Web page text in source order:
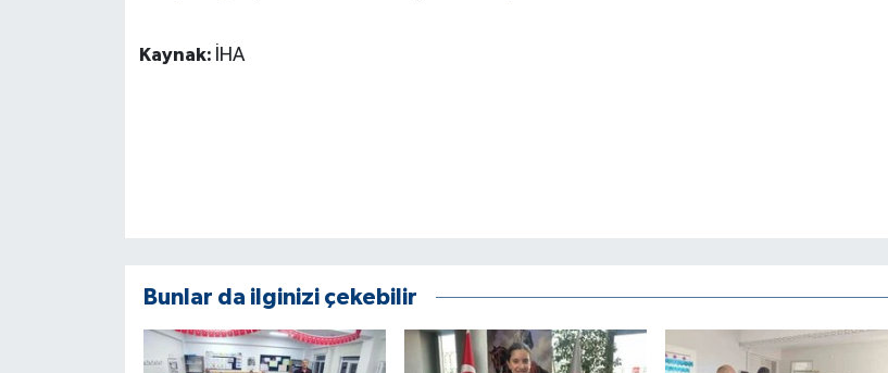
Kaynak: İHA
Bunlar da ilginizi çekebilir